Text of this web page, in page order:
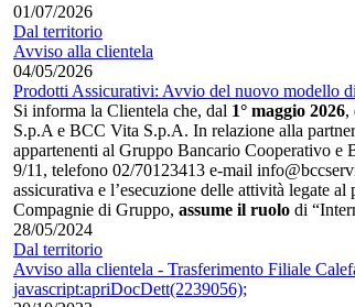
01/07/2026
Dal territorio
Avviso alla clientela
04/05/2026
Prodotti Assicurativi: Avvio del nuovo modello
Si informa la Clientela che, dal 1° maggio 2026,
S.p.A e BCC Vita S.p.A. In relazione alla
appartenenti al Gruppo Bancario Cooperativo
9/11, telefono 02/70123413 e-mail
assicurativa e l’esecuzione delle attività legate
Compagnie di Gruppo, assume il ruolo di
28/05/2024
Dal territorio
Avviso alla clientela - Trasferimento Filiale
javascript:apriDocDett(2239056);